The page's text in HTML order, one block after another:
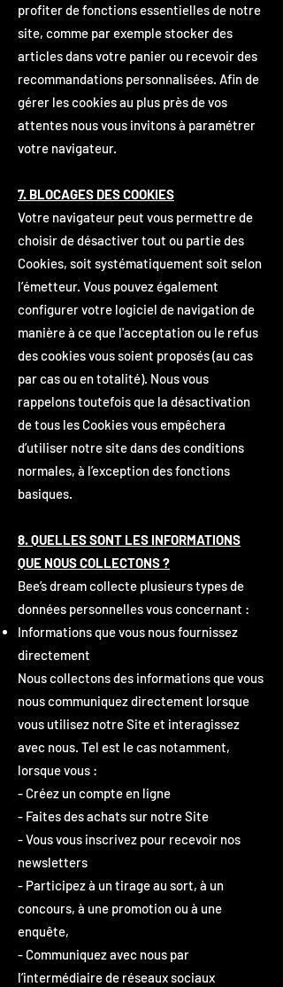
profiter de fonctions essentielles de notre
site, comme par exemple stocker des
articles dans votre panier ou recevoir des
recommandations personnalisées. Afin de
gérer les cookies au plus près de vos
attentes nous vous invitons à paramétrer
votre navigateur.
7. BLOCAGES DES COOKIES
Votre navigateur peut vous permettre de
choisir de désactiver tout ou partie des
Cookies, soit systématiquement soit selon
l’émetteur. Vous pouvez également
configurer votre logiciel de navigation de
manière à ce que l'acceptation ou le refus
des cookies vous soient proposés (au cas
par cas ou en totalité). Nous vous
rappelons toutefois que la désactivation
de tous les Cookies vous empêchera
d’utiliser notre site dans des conditions
normales, à l’exception des fonctions
basiques.
8. QUELLES SONT LES INFORMATIONS
QUE NOUS COLLECTONS ?
Bee’s dream collecte plusieurs types de
données personnelles vous concernant :
Informations que vous nous fournissez
directement
Nous collectons des informations que vous
nous communiquez directement lorsque
vous utilisez notre Site et interagissez
avec nous. Tel est le cas notamment,
lorsque vous :
- Créez un compte en ligne
- Faites des achats sur notre Site
- Vous vous inscrivez pour recevoir nos
newsletters
- Participez à un tirage au sort, à un
concours, à une promotion ou à une
enquête,
- Communiquez avec nous par
l’intermédiaire de réseaux sociaux